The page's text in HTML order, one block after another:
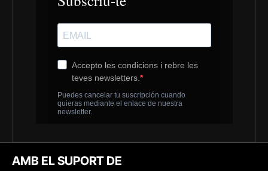
AMB EL SUPORT DE